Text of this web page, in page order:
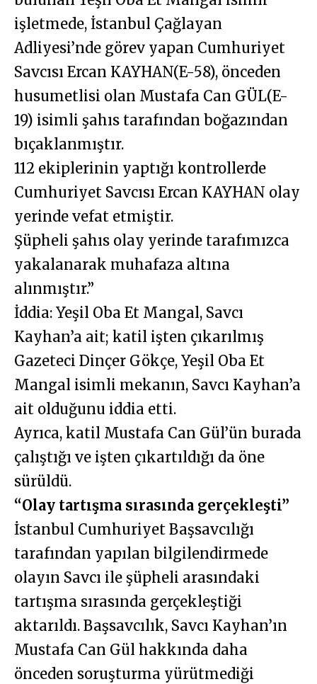
işletmede, İstanbul Çağlayan
Adliyesi’nde görev yapan Cumhuriyet
Savcısı Ercan KAYHAN(E-58), önceden
husumetlisi olan Mustafa Can GÜL(E-
19) isimli şahıs tarafından boğazından
bıçaklanmıştır.
112 ekiplerinin yaptığı kontrollerde
Cumhuriyet Savcısı Ercan KAYHAN olay
yerinde vefat etmiştir.
Şüpheli şahıs olay yerinde tarafımızca
yakalanarak muhafaza altına
alınmıştır.”
İddia: Yeşil Oba Et Mangal, Savcı
Kayhan’a ait; katil işten çıkarılmış
Gazeteci Dinçer Gökçe, Yeşil Oba Et
Mangal isimli mekanın, Savcı Kayhan’a
ait olduğunu iddia etti.
Ayrıca, katil Mustafa Can Gül’ün burada
çalıştığı ve işten çıkartıldığı da öne
sürüldü.
“Olay tartışma sırasında gerçekleşti”
İstanbul Cumhuriyet Başsavcılığı
tarafından yapılan bilgilendirmede
olayın Savcı ile şüpheli arasındaki
tartışma sırasında gerçekleştiği
aktarıldı. Başsavcılık, Savcı Kayhan’ın
Mustafa Can Gül hakkında daha
önceden soruşturma yürütmediği